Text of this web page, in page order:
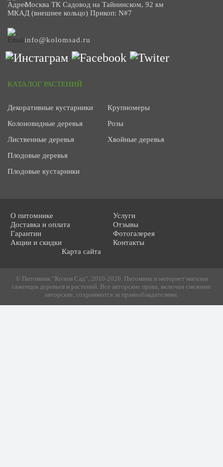
Москва ТК Садовод на Тайнинском, 92 км
МКАД (внешнее кольцо) Прикоп: N#7
info@kolomsad.ru
КАТАЛОГ РАСТЕНИЙ
Декоративные кустарники
Колоновидные деревья
Лиственные деревья
Плодовые деревья
Плодовые кустарники
Крупномеры
Розы
Хвойные деревья
О питомнике
Услуги
Доставка и оплата
Отзывы
Гарантии
Фотогалерея
Акции и скидки
Контакты
Карта сайта
© Питомник “Колом Сад”, 2010-2020. Питомник и интернет магазин
саженцев деревьев и растений. Все авторские права, включая смежные
авторские, сохраняются за правообладателями.